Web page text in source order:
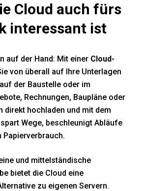
Cloud auch fürs
interessant ist
auf der Hand: Mit einer Cloud-
von überall auf Ihre Unterlagen
der Baustelle oder im
Rechnungen, Baupläne oder
direkt hochladen und mit dem
Wege, beschleunigt Abläufe
Papierverbrauch.
und mittelständische
bietet die Cloud eine
zu eigenen Servern.